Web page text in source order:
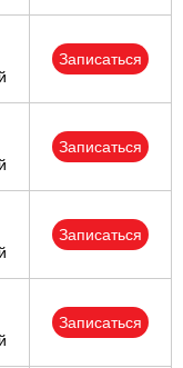
Записаться
Записаться
Записаться
Записаться